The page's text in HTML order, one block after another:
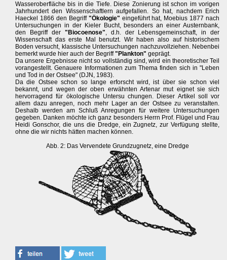
Wasseroberfläche bis in die Tiefe. Diese Zonierung ist schon im vorigen
Jahrhundert den Wissenschaftlern aufgefallen. So hat, nachdem Erich
Haeckel 1866 den Begriff "Ökologie" eingeführt hat, Moebius 1877 nach
Untersuchungen in der Kieler Bucht, besonders an einer Austernbank,
den Begriff der "Biocoenose", d.h. der Lebensgemeinschaft, in der
Wissenschaft das erste Mal benutzt. Wir haben also auf historischem
Boden versucht, klassische Untersuchungen nachzuvollziehen. Nebenbei
bemerkt wurde hier auch der Begriff"Plankton" geprägt.
Da unsere Ergebnisse nicht so vollständig sind, wird ein theoretischer Teil
vorangestellt. Genauere Informationen zum Thema finden sich in "Leben
und Tod in der Ostsee" (DJN, 1983).
Da die Ostsee schon so lange erforscht wird, ist über sie schon viel
bekannt, und wegen der oben erwähnten Artenar mut eignet sie sich
hervorragend für ökologische Untersu chungen. Dieser Artikel soll vor
allem dazu anregen, noch mehr Lager an der Ostsee zu veranstalten.
Deshalb werden am Schluß Anregungen für weitere Untersuchungen
gegeben. Danken möchte ich ganz besonders Herrn Prof. Flügel und Frau
Heidi Gonschor, die uns die Dredge, ein Zugnetz, zur Verfügung stellte,
ohne die wir nichts hätten machen können.
Abb. 2: Das Vervendete Grundzugnetz, eine Dredge